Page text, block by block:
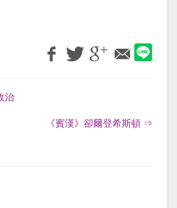
治
《賓漢》卻爾登希斯頓 ⇒